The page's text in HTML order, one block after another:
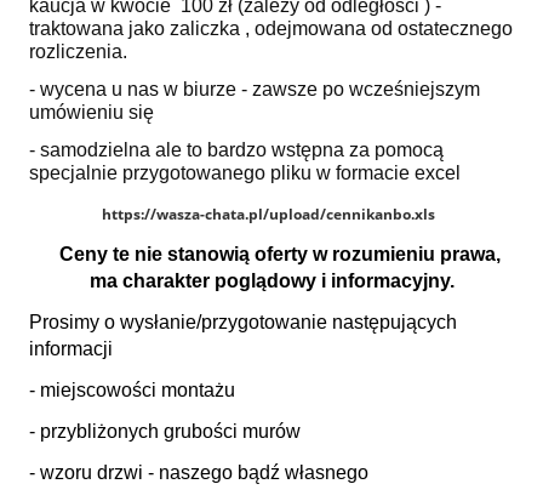
kaucja w kwocie 100 zł (zależy od odległości ) -
traktowana jako zaliczka , odejmowana od ostatecznego
rozliczenia.
- wycena u nas w biurze - zawsze po wcześniejszym
umówieniu się
- samodzielna ale to bardzo wstępna za pomocą
specjalnie przygotowanego pliku w formacie excel
https://wasza-chata.pl/upload/cennikanbo.xls
Ceny te nie stanowią oferty w rozumieniu prawa,
ma charakter poglądowy i informacyjny.
Prosimy o wysłanie/przygotowanie następujących
informacji
- miejscowości montażu
- przybliżonych grubości murów
- wzoru drzwi - naszego bądź własnego